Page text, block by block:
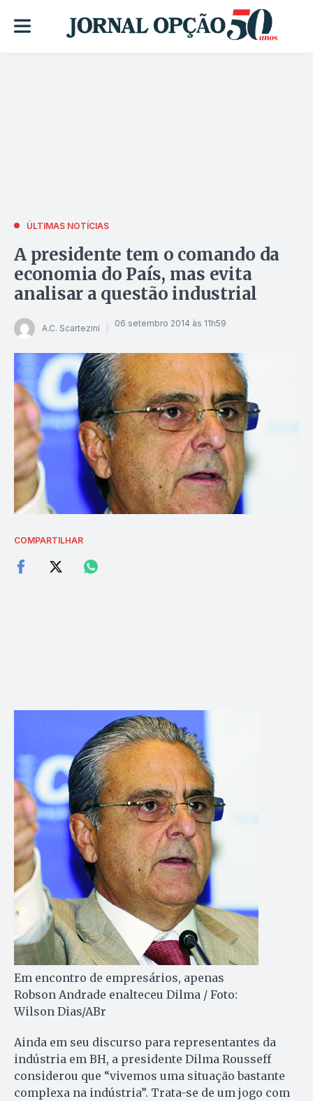
ÚLTIMAS NOTÍCIAS
A presidente tem o comando da
economia do País, mas evita
analisar a questão industrial
A.C. Scartezini 06 setembro 2014 às 11h59
COMPARTILHAR
Em encontro de empresários, apenas
Robson Andrade enalteceu Dilma / Foto:
Wilson Dias/ABr
Ainda em seu discurso para representantes da
indústria em BH, a presidente Dilma Rous­seff
considerou que “vivemos uma situação bastante
complexa na indústria”. Trata-se de um jogo com